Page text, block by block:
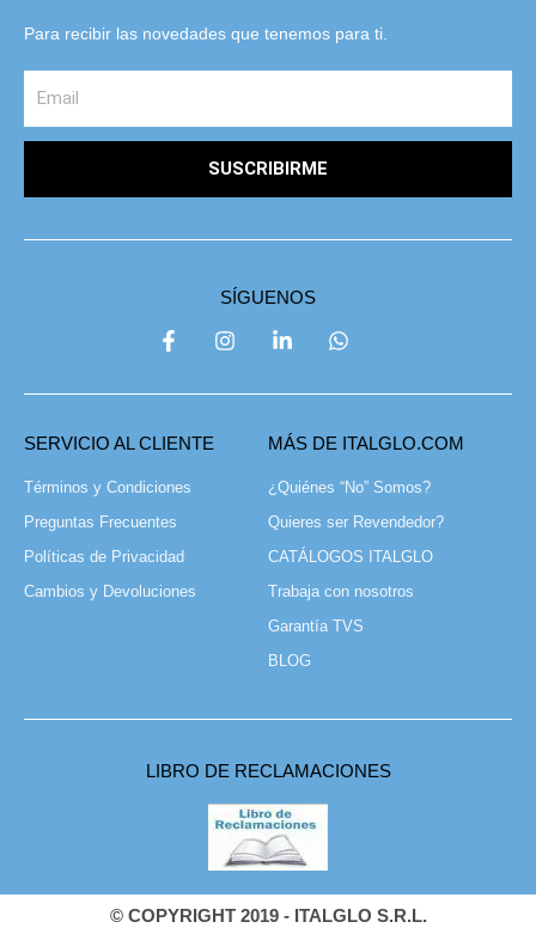
Para recibir las novedades que tenemos para ti.
SUSCRIBIRME
SÍGUENOS
SERVICIO AL CLIENTE
Términos y Condiciones
Preguntas Frecuentes
Políticas de Privacidad
Cambios y Devoluciones
MÁS DE ITALGLO.COM
¿Quiénes “No” Somos?
Quieres ser Revendedor?
CATÁLOGOS ITALGLO
Trabaja con nosotros
Garantía TVS
BLOG
LIBRO DE RECLAMACIONES
© COPYRIGHT 2019 - ITALGLO S.R.L.